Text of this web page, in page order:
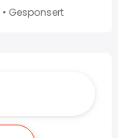
• Gesponsert